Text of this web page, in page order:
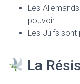
Les
pouvoir.
Les Juifs
La